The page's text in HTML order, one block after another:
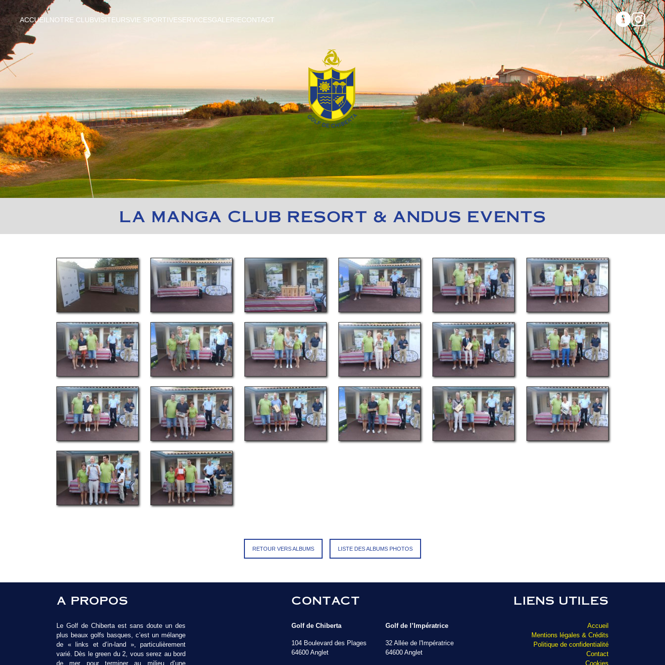
ACCUEIL NOTRE CLUBVISITEURSVIE SPORTIVESERVICESGALERIECONTACT
LA MANGA CLUB RESORT & ANDUS EVENTS
RETOUR VERS ALBUMS LISTE DES ALBUMS PHOTOS
A PROPOS
Le Golf de Chiberta est sans doute un des
plus beaux golfs basques, c’est un mélange
de « links et d’in-land », particulièrement
varié. Dès le green du 2, vous serez au bord
de mer pour terminer au milieu d’une
CONTACT
Golf de Chiberta
104 Boulevard des Plages
64600 Anglet
Golf de l’Impératrice
32 Allée de l'Impératrice
64600 Anglet
LIENS UTILES
Accueil
Mentions légales & Crédits
Politique de confidentialité
Contact
Cookies